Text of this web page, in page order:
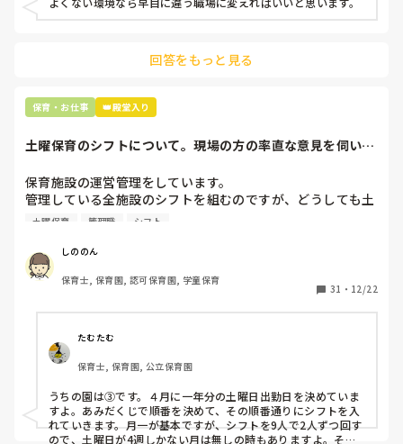
上の先生に相談することは難しそうです。
最後の職場にしようと思っていましたが
辞めることは逃げ、と、過去辞めた人も何年も言われ続けて
います
回答をもっと見る
保育・お仕事 👑殿堂入り
土曜保育のシフトについて。現場の方の率直な意見を伺いた
保育施設の運営管理をしています。
管理している全施設のシフトを組むのですが、どうしても土
曜保育だけは入れる方が少なく、いつも苦労しています。
て入職しているはずですが、いざ勤務が始まると一日も土曜
出勤が出来ない方ばかりです。
①土曜日の希望休は2日まで、と制限をかける
②毎月、必ず土曜保育に入ることのできる日を1日だけピッ
クアップしてもらう
③仮シフトが出た時、土曜出勤が難しければ自身で代わりの
人を交渉して見つけてもらう
上記のいずれかの対策を取り入れることを考えています。
土曜保育 管理職 シフト
しののん
保育士, 保育園, 認可保育園, 学童保育
31 ・ 12/22
たむたむ
保育士, 保育園, 公立保育園
うちの園は③です。４月に一年分の土曜日出勤日を決めていま
すよ。あみだくじで順番を決めて、その順番通りにシフトを入
れていきます。月一が基本ですが、シフトを9人で2人ずつ回す
ので、土曜日が4週しかない月は無しの時もありますよ。その